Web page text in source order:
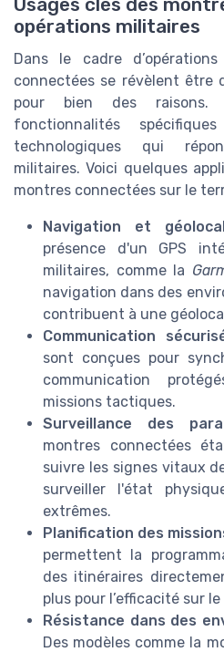
opérations militaires
Dans le cadre
connectées se révèlent être
pour bien des raisons.
fonctionnalités
technologiques qui
militaires. Voici quelques
montres connectées sur le
Navigation et
présence d'un GPS
militaires, comme la
navigation dans des
contribuent à une
Communication
sont conçues pour
communication
missions tactiques.
Surveillance des
montres connectées
suivre les signes vitaux
surveiller l'état
extrêmes.
Planification des
permettent la
des itinéraires
plus pour l’efficacité sur
Résistance dans des
Des modèles comme la